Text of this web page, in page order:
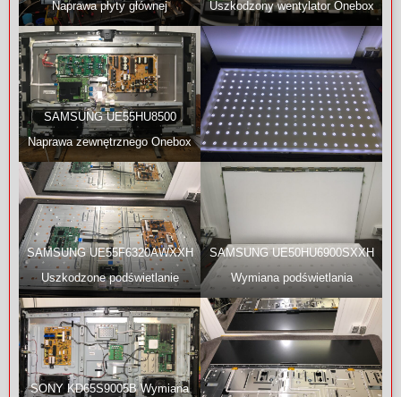
Naprawa płyty głównej
Uszkodzony wentylator Onebox
SAMSUNG UE55HU8500
Naprawa zewnętrznego Onebox
SAMSUNG UE55F6320AWXXH
Uszkodzone podświetlanie
SAMSUNG UE50HU6900SXXH
Wymiana podświetlania
SONY KD65S9005B Wymiana